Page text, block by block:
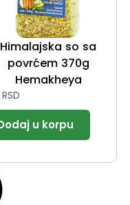
Himalajska so sa
povrćem 370g
Hemakheya
RSD